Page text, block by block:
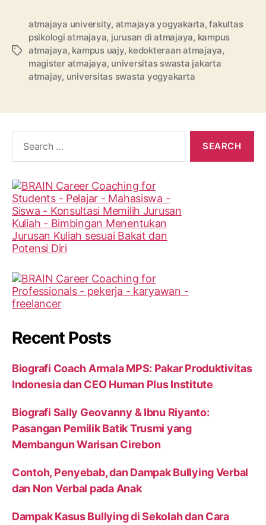
Tags
atmajaya university, atmajaya yogyakarta,fakultas
psikologi atmajaya, jurusan di atmajaya, kampus
atmajaya, kampus uajy, kedokteraan atmajaya,
magister atmajaya, universitas swasta jakarta
atmajay, universitas swasta yogyakarta
Recent Posts
Biografi Coach Armala MPS: Pakar Produktivitas
Indonesia dan CEO Human Plus Institute
Biografi Sally Geovanny & Ibnu Riyanto:
Pasangan Pemilik Batik Trusmi yang
Membangun Warisan Cirebon
Contoh, Penyebab, dan Dampak Bullying Verbal
dan Non Verbal pada Anak
Dampak Kasus Bullying di Sekolah dan Cara